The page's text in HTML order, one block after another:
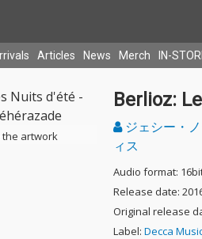
Articles News Merch IN-
the artwork
Berlioz:
ジェシー・
ィス
Audio format:
Release date:
Original release
Label: Decca